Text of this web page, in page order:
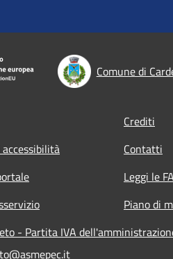
Comune di
Crediti
Contatti
Leggi le
Piano di
- Partita IVA